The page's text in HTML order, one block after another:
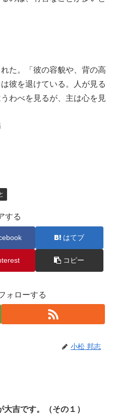
た。「彼の容貌や、背の高
彼を退けている。人が見る
わべを見るが、主は心を見
する
はてブ
コピー
ォローする
小松 邦志
大吉です。（その１）